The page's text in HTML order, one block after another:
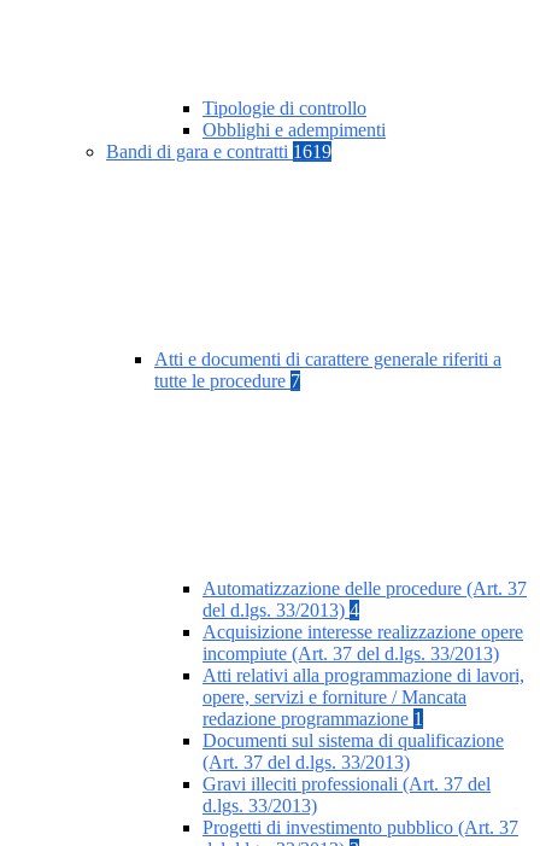
Tipologie di controllo
Obblighi e adempimenti
Bandi di gara e contratti 1619
Atti e documenti di carattere generale riferiti a
tutte le procedure 7
Automatizzazione delle procedure (Art. 37
del d.lgs. 33/2013) 4
Acquisizione interesse realizzazione opere
incompiute (Art. 37 del d.lgs. 33/2013)
Atti relativi alla programmazione di lavori,
opere, servizi e forniture / Mancata
redazione programmazione 1
Documenti sul sistema di qualificazione
(Art. 37 del d.lgs. 33/2013)
Gravi illeciti professionali (Art. 37 del
d.lgs. 33/2013)
Progetti di investimento pubblico (Art. 37